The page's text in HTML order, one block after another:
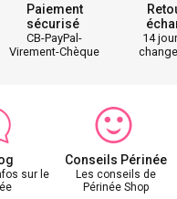
Paiement
sécurisé
CB-PayPal-
Virement-Chèque
14
sur le
Conseils Périnée
Les conseils de
Périnée Shop